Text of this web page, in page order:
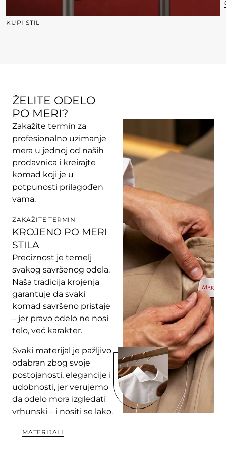
KUPI STIL
ŽELITE ODELO
PO MERI?
Zakažite termin za
profesionalno uzimanje
mera u jednoj od naših
prodavnica i kreirajte
komad koji je u
potpunosti prilagođen
vama.
ZAKAŽITE TERMIN
KROJENO PO MERI
STILA
Preciznost je temelj
svakog savršenog odela.
Naša tradicija krojenja
garantuje da svaki
komad savršeno pristaje
– jer pravo odelo ne nosi
telo, već karakter.
Svaki materijal je pažljivo
odabran zbog svoje
postojanosti, elegancije i
udobnosti, jer verujemo
da odelo mora izgledati
vrhunski – i nositi se lako.
MATERIJALI